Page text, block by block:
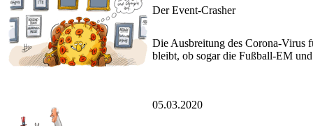
Der Event-Crasher
Die Ausbreitung des Corona-Virus
bleibt, ob sogar die Fußball-EM
05.03.2020